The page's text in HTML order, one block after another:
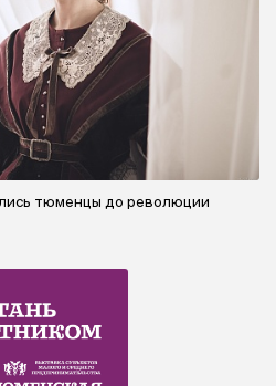
тюменцы до революции